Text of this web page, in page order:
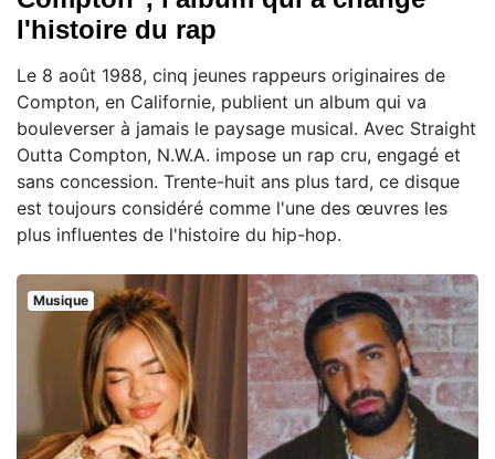
l'histoire du rap
Le 8 août 1988, cinq jeunes rappeurs originaires de
Compton, en Californie, publient un album qui va
bouleverser à jamais le paysage musical. Avec Straight
Outta Compton, N.W.A. impose un rap cru, engagé et
sans concession. Trente-huit ans plus tard, ce disque
est toujours considéré comme l'une des œuvres les
plus influentes de l'histoire du hip-hop.
Musique